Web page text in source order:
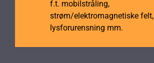
f.t. mobilstråling,
strøm/elektromagnetiske felt,
lysforurensning mm.